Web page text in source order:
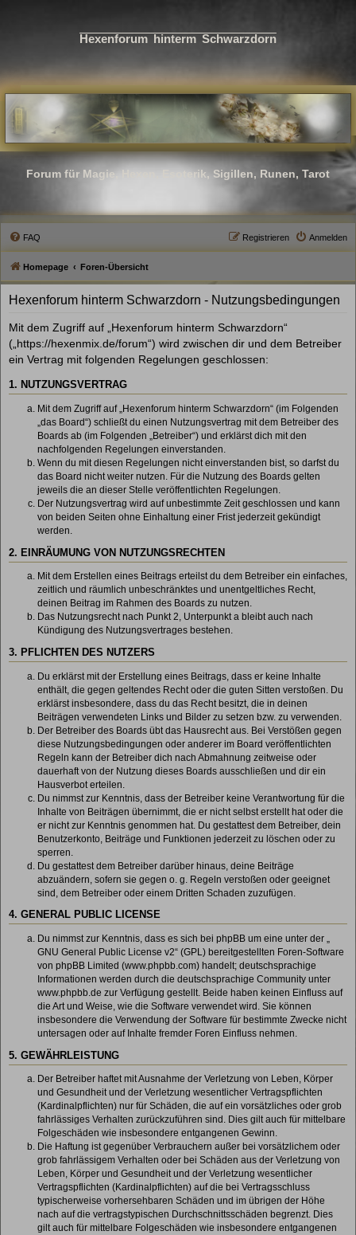
Hexenforum hinterm Schwarzdorn
Forum für Magie, Hexen, Esoterik, Sigillen, Runen, Tarot
FAQ Anmelden
Registrieren
Homepage Foren-Übersicht
Hexenforum hinterm Schwarzdorn - Nutzungsbedingungen
Mit dem Zugriff auf „Hexenforum hinterm Schwarzdorn“
(„https://hexenmix.de/forum“) wird zwischen dir und dem Betreiber
ein Vertrag mit folgenden Regelungen geschlossen:
1. NUTZUNGSVERTRAG
Mit dem Zugriff auf „Hexenforum hinterm Schwarzdorn“ (im Folgenden
„das Board“) schließt du einen Nutzungsvertrag mit dem Betreiber des
Boards ab (im Folgenden „Betreiber“) und erklärst dich mit den
nachfolgenden Regelungen einverstanden.
Wenn du mit diesen Regelungen nicht einverstanden bist, so darfst du
das Board nicht weiter nutzen. Für die Nutzung des Boards gelten
jeweils die an dieser Stelle veröffentlichten Regelungen.
Der Nutzungsvertrag wird auf unbestimmte Zeit geschlossen und kann
von beiden Seiten ohne Einhaltung einer Frist jederzeit gekündigt
werden.
2. EINRÄUMUNG VON NUTZUNGSRECHTEN
Mit dem Erstellen eines Beitrags erteilst du dem Betreiber ein einfaches,
zeitlich und räumlich unbeschränktes und unentgeltliches Recht,
deinen Beitrag im Rahmen des Boards zu nutzen.
Das Nutzungsrecht nach Punkt 2, Unterpunkt a bleibt auch nach
Kündigung des Nutzungsvertrages bestehen.
3. PFLICHTEN DES NUTZERS
Du erklärst mit der Erstellung eines Beitrags, dass er keine Inhalte
enthält, die gegen geltendes Recht oder die guten Sitten verstoßen. Du
erklärst insbesondere, dass du das Recht besitzt, die in deinen
Beiträgen verwendeten Links und Bilder zu setzen bzw. zu verwenden.
Der Betreiber des Boards übt das Hausrecht aus. Bei Verstößen gegen
diese Nutzungsbedingungen oder anderer im Board veröffentlichten
Regeln kann der Betreiber dich nach Abmahnung zeitweise oder
dauerhaft von der Nutzung dieses Boards ausschließen und dir ein
Hausverbot erteilen.
Du nimmst zur Kenntnis, dass der Betreiber keine Verantwortung für die
Inhalte von Beiträgen übernimmt, die er nicht selbst erstellt hat oder die
er nicht zur Kenntnis genommen hat. Du gestattest dem Betreiber, dein
Benutzerkonto, Beiträge und Funktionen jederzeit zu löschen oder zu
sperren.
Du gestattest dem Betreiber darüber hinaus, deine Beiträge
abzuändern, sofern sie gegen o. g. Regeln verstoßen oder geeignet
sind, dem Betreiber oder einem Dritten Schaden zuzufügen.
4. GENERAL PUBLIC LICENSE
Du nimmst zur Kenntnis, dass es sich bei phpBB um eine unter der „
GNU General Public License v2“ (GPL) bereitgestellten Foren-Software
von phpBB Limited (www.phpbb.com) handelt; deutschsprachige
Informationen werden durch die deutschsprachige Community unter
www.phpbb.de zur Verfügung gestellt. Beide haben keinen Einfluss auf
die Art und Weise, wie die Software verwendet wird. Sie können
insbesondere die Verwendung der Software für bestimmte Zwecke nicht
untersagen oder auf Inhalte fremder Foren Einfluss nehmen.
5. GEWÄHRLEISTUNG
Der Betreiber haftet mit Ausnahme der Verletzung von Leben, Körper
und Gesundheit und der Verletzung wesentlicher Vertragspflichten
(Kardinalpflichten) nur für Schäden, die auf ein vorsätzliches oder grob
fahrlässiges Verhalten zurückzuführen sind. Dies gilt auch für mittelbare
Folgeschäden wie insbesondere entgangenen Gewinn.
Die Haftung ist gegenüber Verbrauchern außer bei vorsätzlichem oder
grob fahrlässigem Verhalten oder bei Schäden aus der Verletzung von
Leben, Körper und Gesundheit und der Verletzung wesentlicher
Vertragspflichten (Kardinalpflichten) auf die bei Vertragsschluss
typischerweise vorhersehbaren Schäden und im übrigen der Höhe
nach auf die vertragstypischen Durchschnittsschäden begrenzt. Dies
gilt auch für mittelbare Folgeschäden wie insbesondere entgangenen